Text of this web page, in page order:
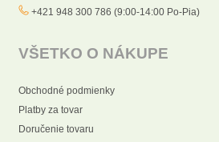
+421 948 300 786 (9:00-14:00 Po-Pia)
VŠETKO O NÁKUPE
Obchodné podmienky
Platby za tovar
Doručenie tovaru